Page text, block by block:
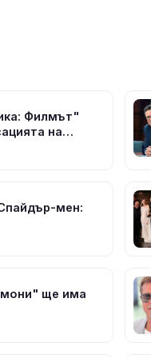
Филмът"
на
мен:
ще има